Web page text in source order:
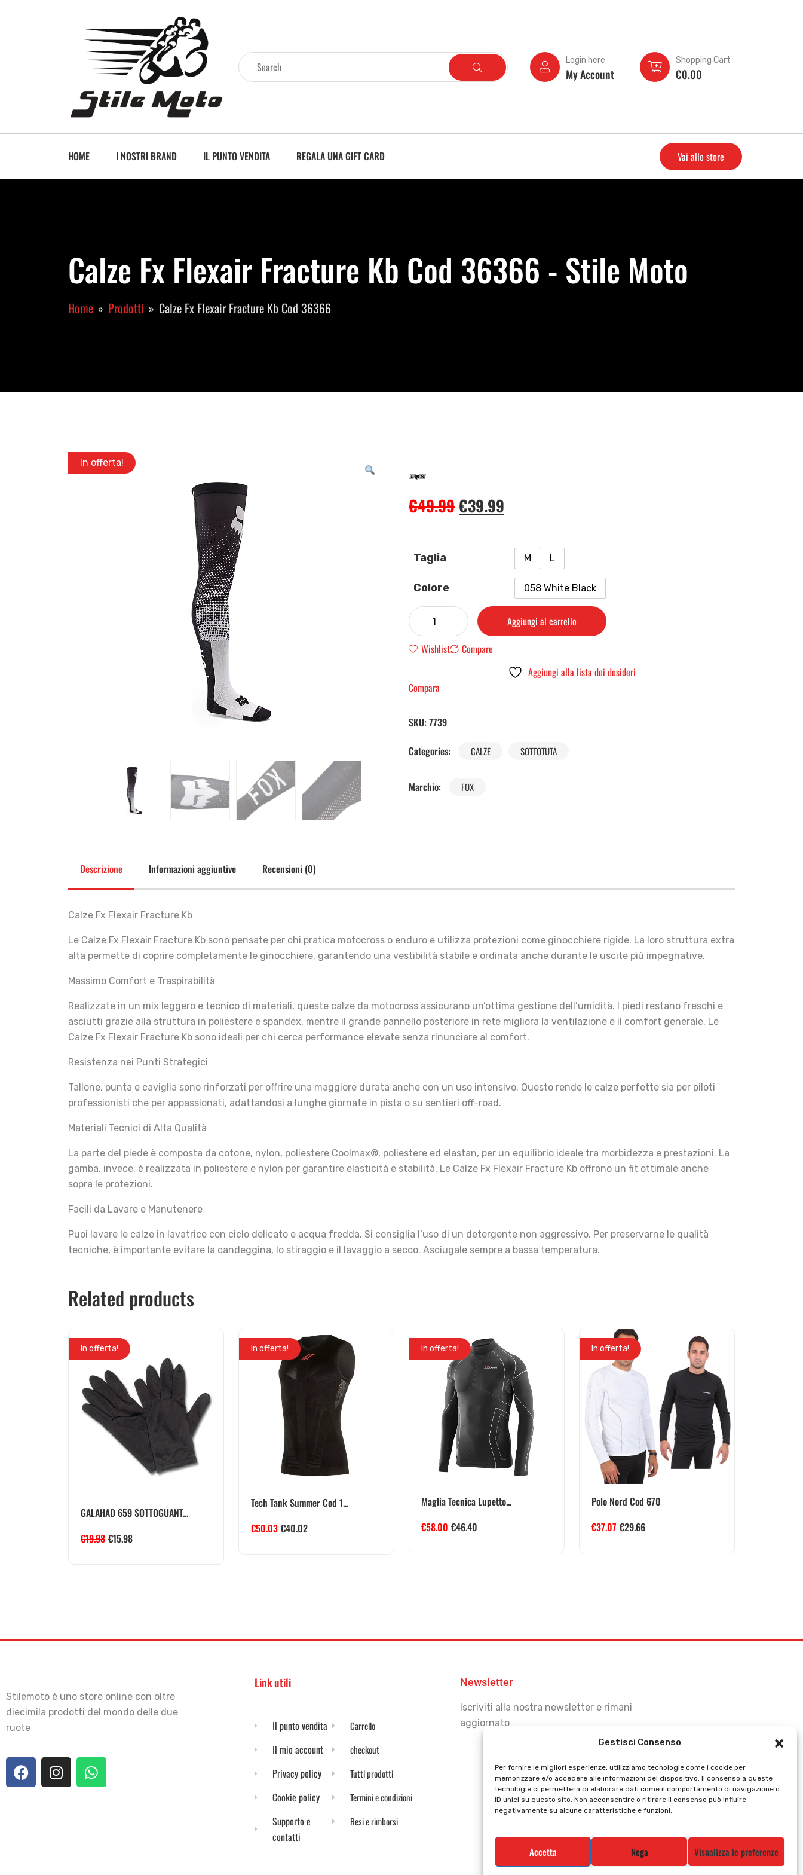
Gestisci Consenso
Per fornire le migliori esperienze, utilizziamo tecnologie come i cookie per
memorizzare e/o accedere alle informazioni del dispositivo. Il consenso a queste
tecnologie ci permetterà di elaborare dati come il comportamento di navigazione o
ID unici su questo sito. Non acconsentire o ritirare il consenso può influire
negativamente su alcune caratteristiche e funzioni.
Accetta Nega Visualizza le preferenze
Login here
My Account
Shopping Cart
€0.00
HOME I NOSTRI BRAND IL PUNTO VENDITA REGALA UNA GIFT CARD Vai allo store
Calze Fx Flexair Fracture Kb Cod 36366 - Stile Moto
Home Prodotti Calze Fx Flexair Fracture Kb Cod 36366
In offerta!
€49.99€39.99
Taglia M L
Colore 058 White Black
Aggiungi al carrello
Wishlist
Compare
Aggiungi alla lista dei desideri
Compara
SKU: 7739
Categories:
CALZE SOTTOTUTA
Marchio: FOX
Descrizione Informazioni aggiuntive Recensioni (0)
Calze Fx Flexair Fracture Kb
Le Calze Fx Flexair Fracture Kb sono pensate per chi pratica motocross o enduro e utilizza protezioni come ginocchiere rigide. La loro struttura extra
alta permette di coprire completamente le ginocchiere, garantendo una vestibilità stabile e ordinata anche durante le uscite più impegnative.
Massimo Comfort e Traspirabilità
Realizzate in un mix leggero e tecnico di materiali, queste calze da motocross assicurano un’ottima gestione dell’umidità. I piedi restano freschi e
asciutti grazie alla struttura in poliestere e spandex, mentre il grande pannello posteriore in rete migliora la ventilazione e il comfort generale. Le
Calze Fx Flexair Fracture Kb sono ideali per chi cerca performance elevate senza rinunciare al comfort.
Resistenza nei Punti Strategici
Tallone, punta e caviglia sono rinforzati per offrire una maggiore durata anche con un uso intensivo. Questo rende le calze perfette sia per piloti
professionisti che per appassionati, adattandosi a lunghe giornate in pista o su sentieri off-road.
Materiali Tecnici di Alta Qualità
La parte del piede è composta da cotone, nylon, poliestere Coolmax®, poliestere ed elastan, per un equilibrio ideale tra morbidezza e prestazioni. La
gamba, invece, è realizzata in poliestere e nylon per garantire elasticità e stabilità. Le Calze Fx Flexair Fracture Kb offrono un fit ottimale anche
sopra le protezioni.
Facili da Lavare e Manutenere
Puoi lavare le calze in lavatrice con ciclo delicato e acqua fredda. Si consiglia l’uso di un detergente non aggressivo. Per preservarne le qualità
tecniche, è importante evitare la candeggina, lo stiraggio e il lavaggio a secco. Asciugale sempre a bassa temperatura.
Related products
In offerta!
GALAHAD 659 SOTTOGUANT...
€19.98 €15.98
In offerta!
Tech Tank Summer Cod 1...
€50.03 €40.02
In offerta!
Maglia Tecnica Lupetto...
€58.00 €46.40
In offerta!
Polo Nord Cod 670
€37.07 €29.66
Stilemoto è uno store online con oltre
diecimila prodotti del mondo delle due
ruote
Link utili
Il punto vendita
Il mio account
Privacy policy
Cookie policy
Supporto e
contatti
Carrello
checkout
Tutti prodotti
Termini e condizioni
Resi e rimborsi
Newsletter
Iscriviti alla nostra newsletter e rimani
aggiornato